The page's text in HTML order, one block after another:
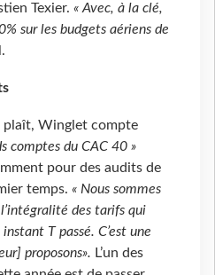
Texier. « Avec, à la clé,
sur les budgets aériens de
plaît, Winglet compte
comptes du CAC 40 »
pour des audits de
temps. « Nous sommes
des tarifs qui
T passé. C’est une
proposons». L’un des